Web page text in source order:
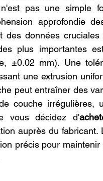
i7 Color Combo
n'est pas une simple
approfondie
des données
plus importantes
±0.02 mm). Une
une extrusion
peut entraîner des
couche irrégulières,
vous décidez d'
auprès du
précis pour